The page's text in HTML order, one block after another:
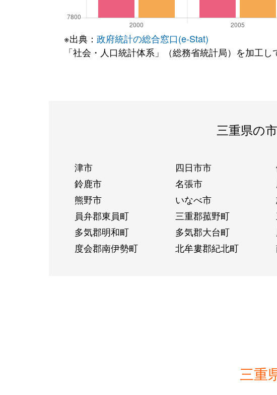
※出典： 政府統計の総合窓口(e-Stat)
「社会・人口統計体系」（総務省統計局）を加工し
三重県の
津市 四日市市
鈴鹿市
名張市
熊野市
いなべ市
員弁郡東員町
三重郡菰野町
多気郡明和町
多気郡大台町
度会郡南伊勢町
北牟婁郡紀北町
三重